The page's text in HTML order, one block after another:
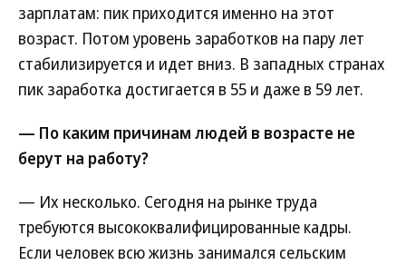
зарплатам: пик приходится именно на этот
возраст. Потом уровень заработков на пару лет
стабилизируется и идет вниз. В западных странах
пик заработка достигается в 55 и даже в 59 лет.
— По каким причинам людей в возрасте не
берут на работу?
— Их несколько. Сегодня на рынке труда
требуются высококвалифицированные кадры.
Если человек всю жизнь занимался сельским